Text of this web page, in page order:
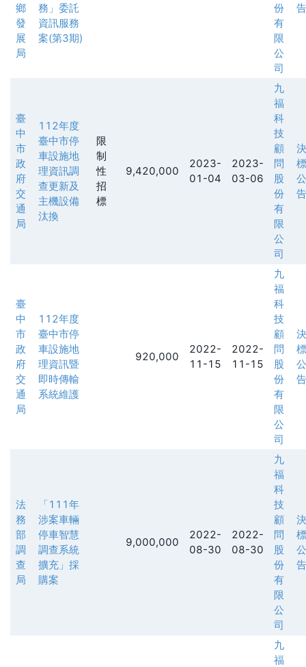
鄉
發
展
局
務」委託
資訊服務
案(第3期)
份
有
限
公
司
告
臺
中
市
政
府
交
通
局
112年度
臺中市停
車設施地
理資訊調
查更新及
主機設備
汰換
限
制
性
招
標
9,420,000
2023-
01-04
2023-
03-06
九
福
科
技
顧
問
股
份
有
限
公
司
決
標
公
告
臺
中
市
政
府
交
通
局
112年度
臺中市停
車設施地
理資訊暨
即時傳輸
系統維護
920,000
2022-
11-15
2022-
11-15
九
福
科
技
顧
問
股
份
有
限
公
司
決
標
公
告
法
務
部
調
查
局
「111年
涉案車輛
停車智慧
調查系統
擴充」採
購案
9,000,000
2022-
08-30
2022-
08-30
九
福
科
技
顧
問
股
份
有
限
公
司
決
標
公
告
九
福